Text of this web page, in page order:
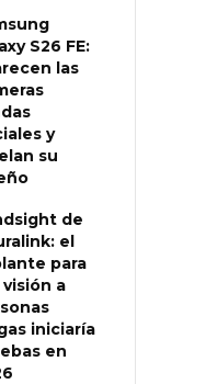
S26 FE:
las
y
su
de
el
para
visión a
iniciaría
en